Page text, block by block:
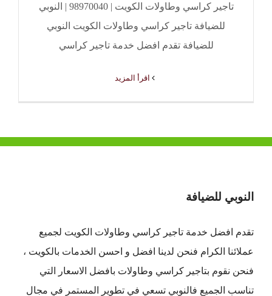
تاجير كراسي وطاولات الكويت | 98970040 | النوبي
للضيافة تاجير كراسي وطاولات الكويت النوبي
للضيافة تقدم افضل خدمة تاجير كراسي
النوبي للضيافة
تقدم افضل خدمة تاجير كراسي وطاولات الكويت لجميع
عملائنا الكرام فنحن لدينا افضل و احسن الخدمات بالكويت ،
فنحن نقوم بتاجير كراسي وطاولات بافضل الاسعار التي
تناسب الجميع فالنوبي تسعي في تطوير المستمر في مجال